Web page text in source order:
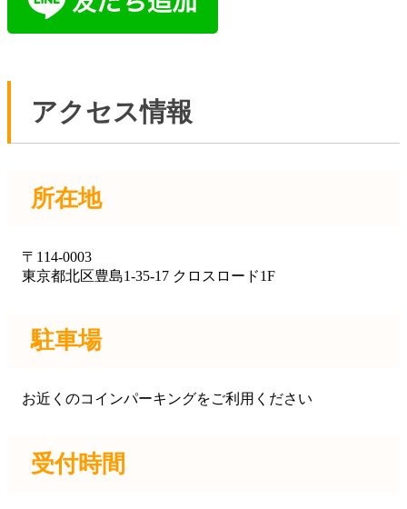
アクセス情報
所在地
〒114-0003
東京都北区豊島1-35-17 クロスロード1F
駐車場
お近くのコインパーキングをご利用ください
受付時間